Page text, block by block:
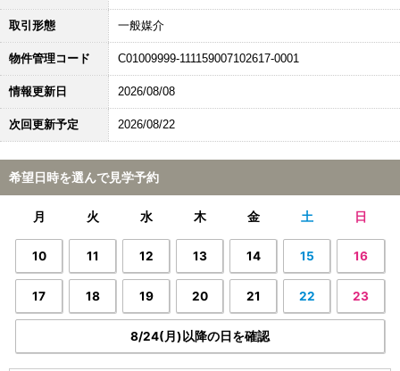
取引形態 一般媒介
物件管理コード C01009999-111159007102617-0001
情報更新日 2026/08/08
次回更新予定 2026/08/22
希望日時を選んで見学予約
月 火 水 木 金 土 日
10 11 12 13 14 15 16
17 18 19 20 21 22 23
8/24(月)以降の日を確認